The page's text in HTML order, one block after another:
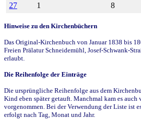
27
1 8
Hinweise zu den Kirchenbüchern
Das Original-Kirchenbuch von Januar 1838 bis
Freien Prälatur Schneidemühl, Josef-Schwank-
erlaubt.
Die Reihenfolge der Einträge
Die ursprüngliche Reihenfolge aus dem
Kind eben später getauft. Manchmal kam es
vorgenommen. Bei der Verwendung der Liste ist
erfolgt nach Tag, Monat und Jahr.